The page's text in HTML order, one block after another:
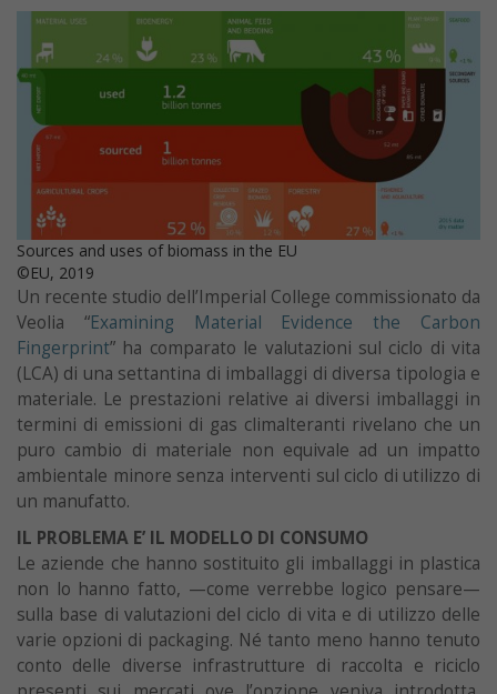
Sources and uses of biomass in the EU
©EU, 2019
Un recente studio dell’Imperial College commissionato da
Veolia “Examining Material Evidence the Carbon
Fingerprint” ha comparato le valutazioni sul ciclo di vita
(LCA) di una settantina di imballaggi di diversa tipologia e
materiale. Le prestazioni relative ai diversi imballaggi in
termini di emissioni di gas climalteranti rivelano che un
puro cambio di materiale non equivale ad un impatto
ambientale minore senza interventi sul ciclo di utilizzo di
un manufatto.
IL PROBLEMA E’ IL MODELLO DI CONSUMO
Le aziende che hanno sostituito gli imballaggi in plastica
non lo hanno fatto, —come verrebbe logico pensare—
sulla base di valutazioni del ciclo di vita e di utilizzo delle
varie opzioni di packaging. Né tanto meno hanno tenuto
conto delle diverse infrastrutture di raccolta e riciclo